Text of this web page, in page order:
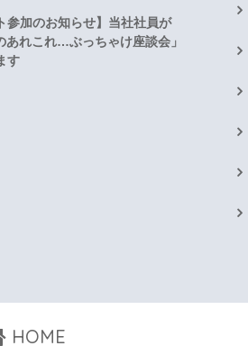
参加のお知らせ】当社社員が
あれこれ…ぶっちゃけ座談会」
す
HOME